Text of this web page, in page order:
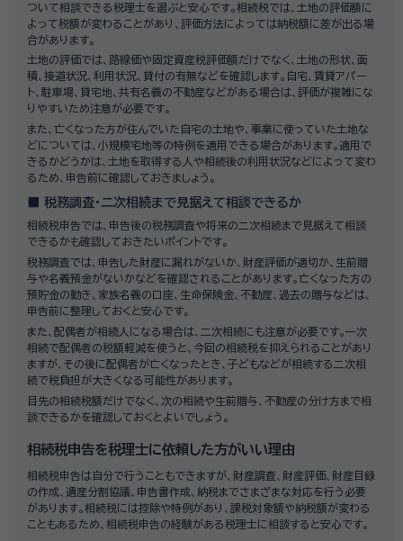
ついて相談できる税理士を選ぶと安心です。相続税では、土地の評価額に
よって税額が変わることがあり、評価方法によっては納税額に差が出る場
合があります。
土地の評価では、路線価や固定資産税評価額だけでなく、土地の形状、面
積、接道状況、利用状況、貸付の有無などを確認します。自宅、賃貸アパー
ト、駐車場、貸宅地、共有名義の不動産などがある場合は、評価が複雑にな
りやすいため注意が必要です。
また、亡くなった方が住んでいた自宅の土地や、事業に使っていた土地な
どについては、小規模宅地等の特例を適用できる場合があります。適用で
きるかどうかは、土地を取得する人や相続後の利用状況などによって変わ
るため、申告前に確認しておきましょう。
税務調査・二次相続まで見据えて相談できるか
相続税申告では、申告後の税務調査や将来の二次相続まで見据えて相談
できるかも確認しておきたいポイントです。
税務調査では、申告した財産に漏れがないか、財産評価が適切か、生前贈
与や名義預金がないかなどを確認されることがあります。亡くなった方の
預貯金の動き、家族名義の口座、生命保険金、不動産、過去の贈与などは、
申告前に整理しておくと安心です。
また、配偶者が相続人になる場合は、二次相続にも注意が必要です。一次
相続で配偶者の税額軽減を使うと、今回の相続税を抑えられることがあり
ますが、その後に配偶者が亡くなったとき、子どもなどが相続する二次相
続で税負担が大きくなる可能性があります。
目先の相続税額だけでなく、次の相続や生前贈与、不動産の分け方まで相
談できるかを確認しておくとよいでしょう。
相続税申告を税理士に依頼した方がいい理由
相続税申告は自分で行うこともできますが、財産調査、財産評価、財産目録
の作成、遺産分割協議、申告書作成、納税までさまざまな対応を行う必要
があります。相続税には控除や特例があり、課税対象額や納税額が変わる
こともあるため、相続税申告の経験がある税理士に相談すると安心です。